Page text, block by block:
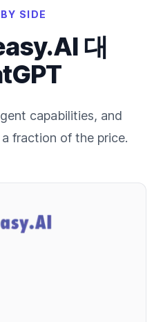
SIDE
대
capabilities, and
fraction of the price.